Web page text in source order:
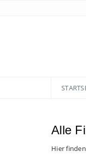
Alle
Hier